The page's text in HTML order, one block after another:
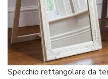
Specchio rettangolare da